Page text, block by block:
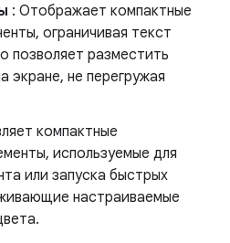
: Отображает компактные
ограничивая текст
позволяет разместить
экране, не перегружая
компактные
используемые для
или запуска быстрых
настраиваемые